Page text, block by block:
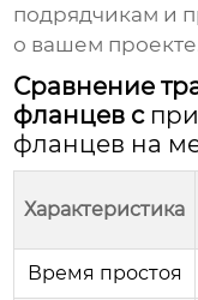
подрядчикам и
о вашем
Сравнение
фланцев с
фланцев на
Характеристика
Время простоя